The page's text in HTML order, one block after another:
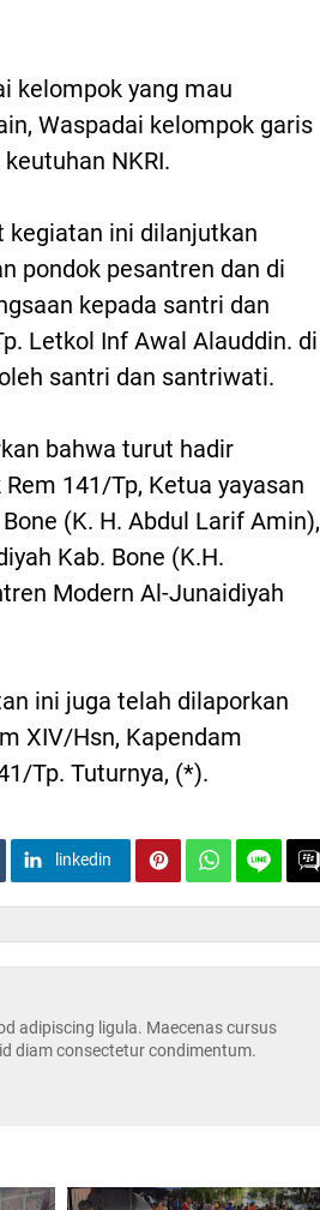
kelompok yang mau
Waspadai kelompok garis
NKRI.
kegiatan ini dilanjutkan
pondok pesantren dan di
kepada santri dan
Letkol Inf Awal Alauddin. di
santri dan santriwati.
bahwa turut hadir
141/Tp, Ketua yayasan
(K. H. Abdul Larif Amin),
Kab. Bone (K.H.
Modern Al-Junaidiyah
ini juga telah dilaporkan
XIV/Hsn, Kapendam
Tp. Tuturnya, (*).
linkedin
adipiscing ligula. Maecenas cursus
diam consectetur condimentum.